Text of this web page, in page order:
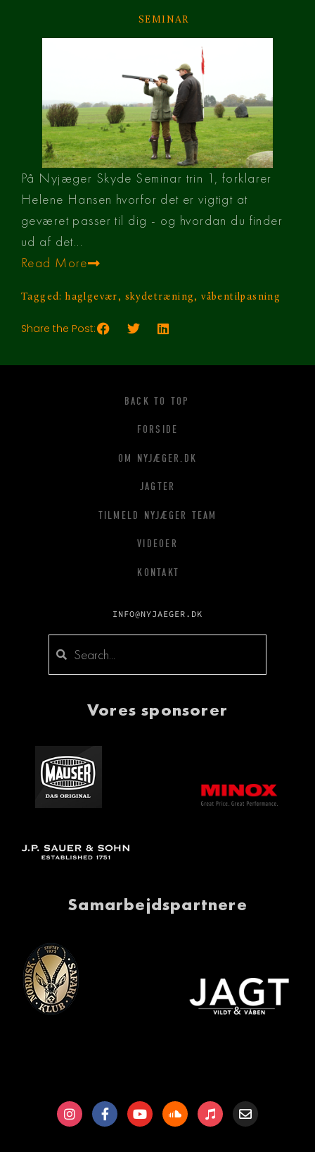
SEMINAR
På Nyjæger Skyde Seminar trin 1, forklarer
Helene Hansen hvorfor det er vigtigt at
geværet passer til dig - og hvordan du finder
ud af det...
Read More
Tagged:haglgevær , skydetræning ,våbentilpasning
Share the Post:
BACK TO TOP
FORSIDE
OM NYJÆGER.DK
JAGTER
TILMELD NYJÆGER TEAM
VIDEOER
KONTAKT
INFO@NYJAEGER.DK
Vores sponsorer
Samarbejdspartnere